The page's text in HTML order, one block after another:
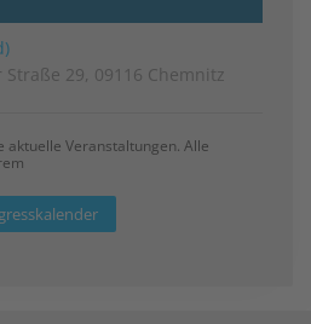
29, 09116 Chemnitz
aktuelle Veranstaltungen. Alle